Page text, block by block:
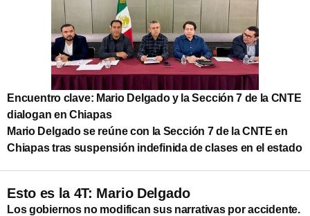
Encuentro clave: Mario Delgado y la Sección 7 de la CNTE
dialogan en Chiapas
Mario Delgado se reúne con la Sección 7 de la CNTE en
Chiapas tras suspensión indefinida de clases en el estado
Esto es la 4T: Mario Delgado
Los gobiernos no modifican sus narrativas por accidente.